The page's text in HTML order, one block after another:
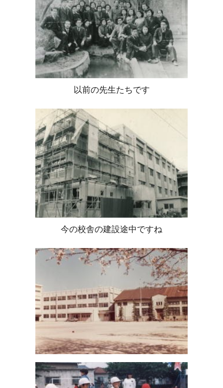
以前の先生たちです
今の校舎の建設途中ですね